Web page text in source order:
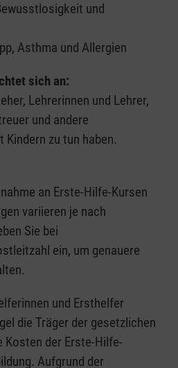
und
Asthma und Allergien
sich an:
Lehrerinnen und Lehrer,
und andere
Kindern zu tun haben.
an Erste-Hilfe-Kursen
variieren je nach
Sie bei
ein, um genauere
und Ersthelfer
die Träger der gesetzlichen
Kosten der Erste-Hilfe-
Aufgrund der